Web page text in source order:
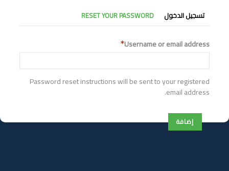
التبويبات
الأساسية
تسجيل الدخول RESET YOUR PASSWORD
Username or email address
Password reset instructions will be sent to your registered
email address.